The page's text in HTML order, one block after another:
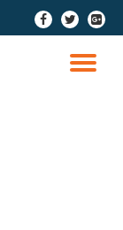
- - -